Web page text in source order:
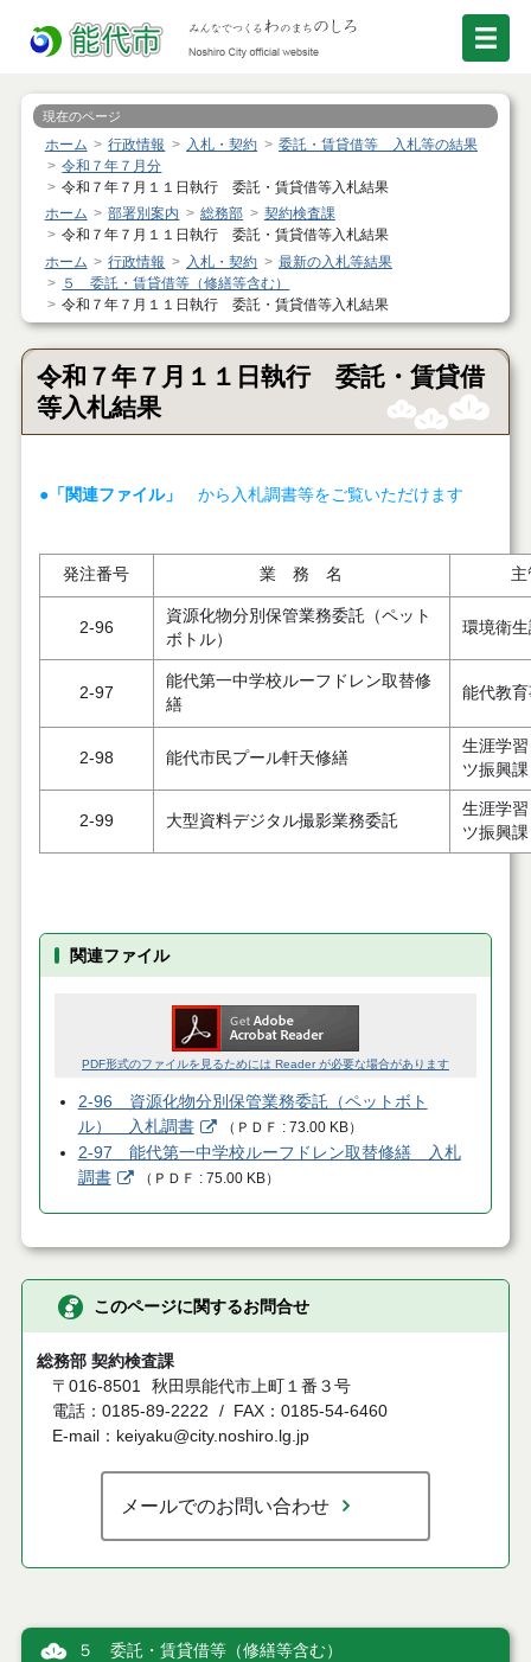
現在のページ
ホーム 行政情報 入札・契約
委託・賃貸借等 入札等の結果
令和７年７月分
令和７年７月１１日執行 委託・賃貸借等入札結果
ホーム
部署別案内 総務部
契約検査課
令和７年７月１１日執行 委託・賃貸借等入札結果
ホーム
行政情報 入札・契約
最新の入札等結果
５ 委託・賃貸借等（修繕等含む）
令和７年７月１１日執行 委託・賃貸借等入札結果
令和７年７月１１日執行 委託・賃貸借
等入札結果
●「関連ファイル」 から入札調書等をご覧いただけます
発注番号 業 務 名
2-96
資源化物分別保管業務委託（ペット
ボトル）
環境衛
2-97
能代第一中学校ルーフドレン取替修
繕
能代教
2-98 能代市民プール軒天修繕
生涯学
ツ振興課
2-99 大型資料デジタル撮影業務委託
生涯学
ツ振興課
関連ファイル
PDF形式のファイルを見るためには Reader が必要な場合があります
2-96 資源化物分別保管業務委託（ペットボト
ル） 入札調書
（ ＰＤＦ 73.00 KB）
2-97 能代第一中学校ルーフドレン取替修繕 入札
調書
（ ＰＤＦ 75.00 KB）
このページに関するお問合せ
総務部 契約検査課
〒016-8501 秋田県能代市上町１番３号
電話：0185-89-2222
FAX：0185-54-6460
E-mail：keiyaku@city.noshiro.lg.jp
メールでのお問い合わせ
５ 委託・賃貸借等（修繕等含む）